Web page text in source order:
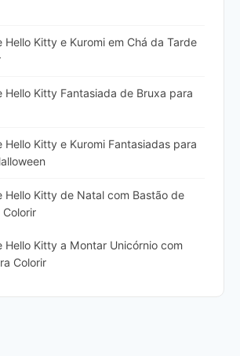
Hello Kitty e Kuromi em Chá da Tarde
Hello Kitty Fantasiada de Bruxa para
Hello Kitty e Kuromi Fantasiadas para
Hello Kitty de Natal com Bastão de
Colorir
Hello Kitty a Montar Unicórnio com
Colorir